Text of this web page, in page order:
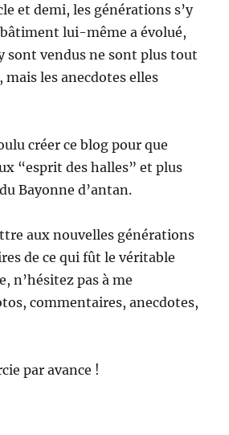
et demi, les générations s’y
lui-même a évolué,
sont vendus ne sont plus tout
mais les anecdotes elles
créer ce blog pour que
“esprit des halles” et plus
Bayonne d’antan.
aux nouvelles générations
de ce qui fût le véritable
n’hésitez pas à me
commentaires, anecdotes,
par avance !